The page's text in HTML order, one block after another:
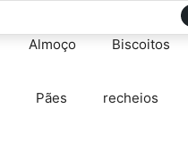
Almoço Biscoitos
Pães recheios